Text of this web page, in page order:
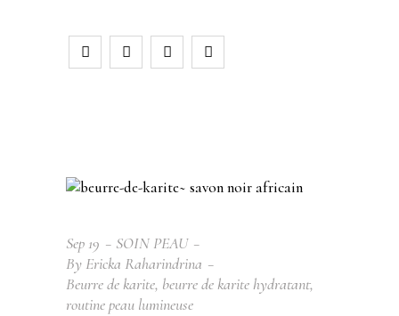
Sep 19
SOIN PEAU
By Ericka Raharindrina
Beurre de karite, beurre de karite hydratant,
routine peau lumineuse